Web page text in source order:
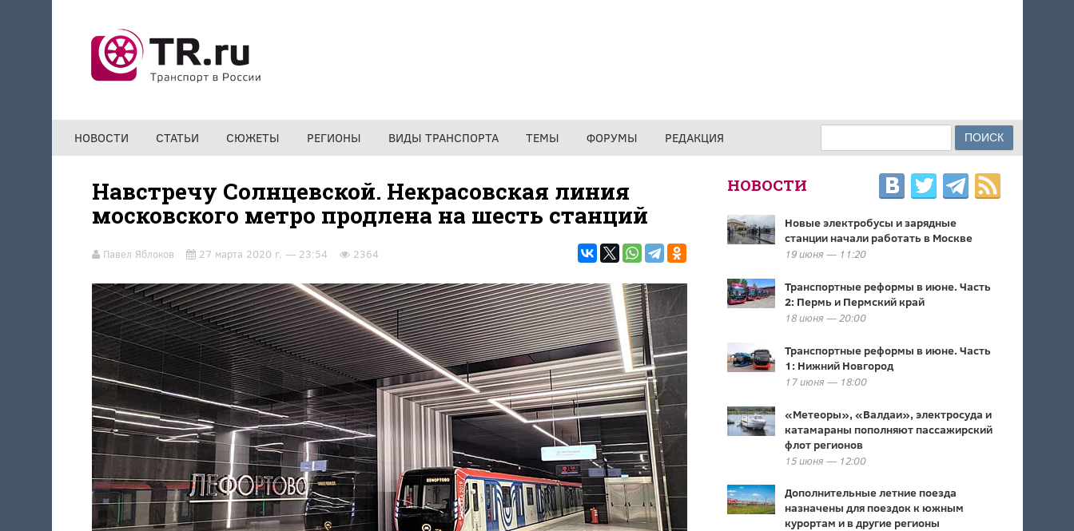
НОВОСТИ СТАТЬИ СЮЖЕТЫ РЕГИОНЫ ВИДЫ ТРАНСПОРТА ТЕМЫ ФОРУМЫ РЕДАКЦИЯ ФОРМА ПОИСКА
Навстречу Солнцевской. Некрасовская линия
московского метро продлена на шесть станций
Павел Яблоков 27 марта 2020 г. — 23:54 2364
НОВОСТИ
Новые электробусы и зарядные
станции начали работать в Москве
19 июня — 11:20
Транспортные реформы в июне. Часть
2: Пермь и Пермский край
18 июня — 20:00
Транспортные реформы в июне. Часть
1: Нижний Новгород
17 июня — 18:00
«Метеоры», «Валдаи», электросуда и
катамараны пополняют пассажирский
флот регионов
15 июня — 12:00
Дополнительные летние поезда
назначены для поездок к южным
курортам и в другие регионы